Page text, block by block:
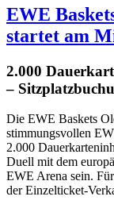
EWE
startet am
2.000
–
Die EWE Baskets
stimmungsvollen
2.000
Duell mit dem
EWE Arena sein.
der Einzelticket-